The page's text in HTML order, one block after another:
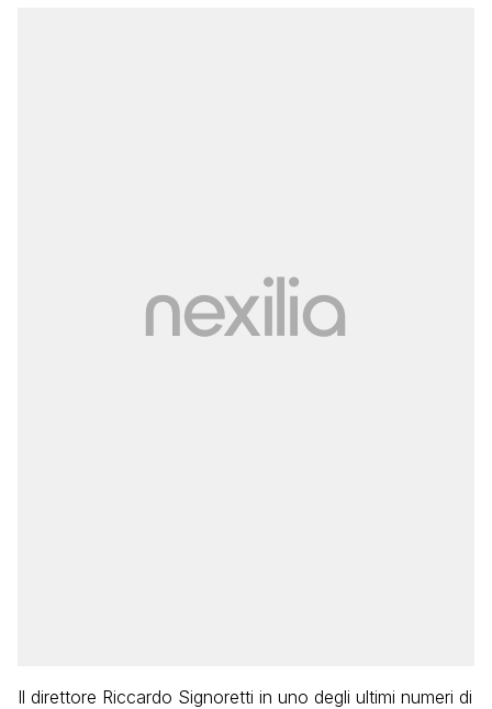
Il direttore Riccardo Signoretti in uno degli ultimi numeri di